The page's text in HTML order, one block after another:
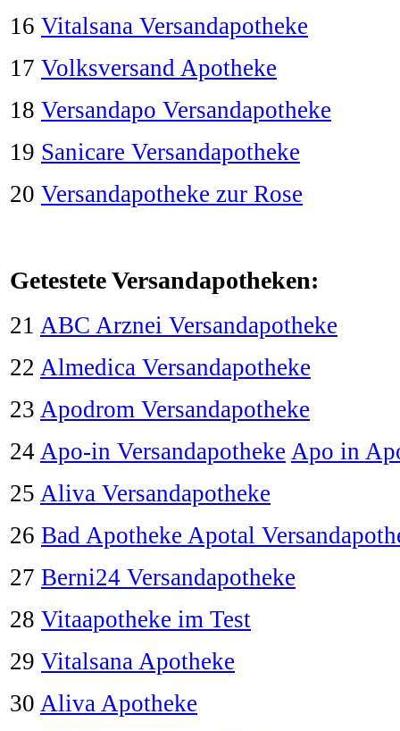
16 Vitalsana Versandapotheke
17 Volksversand Apotheke
18 Versandapo Versandapotheke
19 Sanicare Versandapotheke
20 Versandapotheke zur Rose
Getestete Versandapotheken:
21 ABC Arznei Versandapotheke
22 Almedica Versandapotheke
23 Apodrom Versandapotheke
24 Apo-in Versandapotheke Apo in
25 Aliva Versandapotheke
26 Bad Apotheke Apotal
27 Berni24 Versandapotheke
28 Vitaapotheke im Test
29 Vitalsana Apotheke
30 Aliva Apotheke